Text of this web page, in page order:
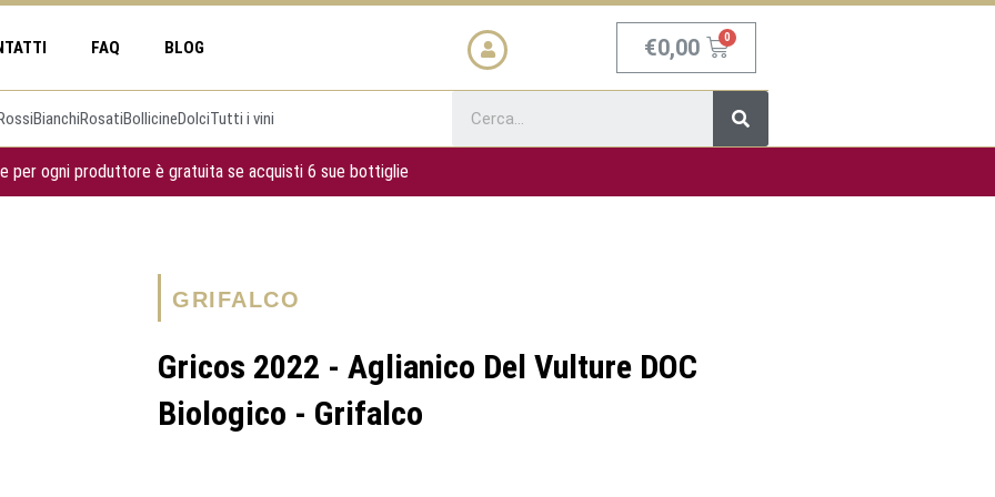
FAQ BLOG €0,00 Carrello
BianchiRosatiBollicineDolciTutti i vini
Cerca
per ogni produttore è gratuita se acquisti 6 sue bottiglie
GRIFALCO
Gricos 2022 - Aglianico Del Vulture DOC
Biologico - Grifalco